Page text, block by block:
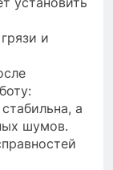
и
а
шумов.